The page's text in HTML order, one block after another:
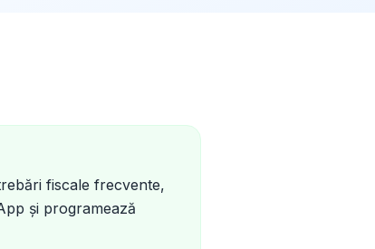
fiscale frecvente,
și programează